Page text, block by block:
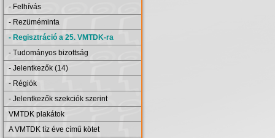
- Felhívás
- Rezüméminta
- Regisztráció a 25. VMTDK-ra
- Tudományos bizottság
- Jelentkezők (14)
- Régiók
- Jelentkezők szekciók szerint
VMTDK plakátok
A VMTDK tíz éve című kötet